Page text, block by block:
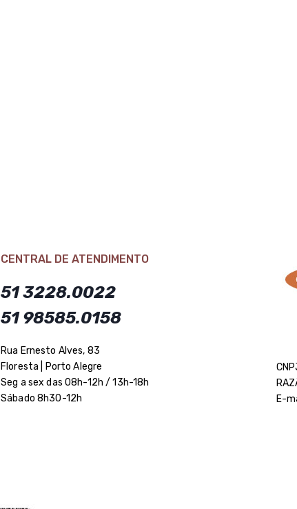
CENTRAL DE ATENDIMENTO
51 3228.0022
51 98585.0158
Rua Ernesto Alves, 83
Floresta | Porto Alegre
Seg a sex das 08h-12h / 13h-18h
Sábado 8h30-12h
E-